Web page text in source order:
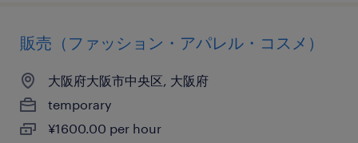
販売（ファッション・アパレル・コスメ）
大阪府大阪市中央区, 大阪府
temporary
¥1600.00 per hour